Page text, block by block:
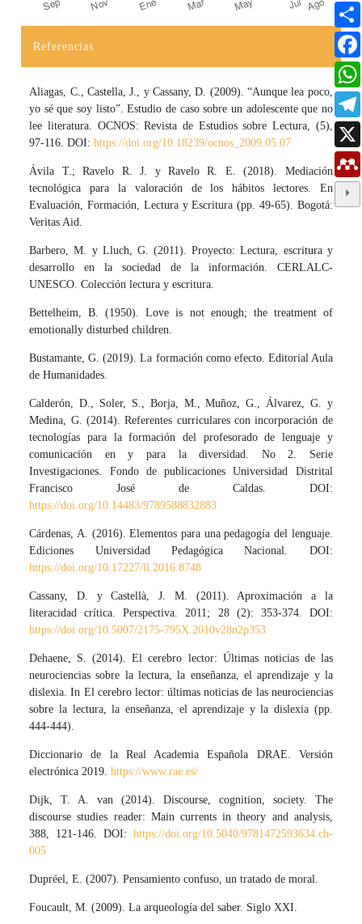
Referencias
Aliagas, C., Castella, J., y Cassany, D. (2009). “Aunque lea poco,
yo sé que soy listo”. Estudio de caso sobre un adolescente que no
lee literatura. OCNOS: Revista de Estudios sobre Lectura, (5),
97-116. DOI:https://doi.org/10.18239/ocnos_2009.05.07
Ávila T.; Ravelo R. J. y Ravelo R. E. (2018). Mediación
tecnológica para la valoración de los hábitos lectores. En
Evaluación, Formación, Lectura y Escritura (pp. 49-65). Bogotá:
Veritas Aid.
Barbero, M. y Lluch, G. (2011). Proyecto: Lectura, escritura y
desarrollo en la sociedad de la información. CERLALC-
UNESCO. Colección lectura y escritura.
Bettelheim, B. (1950). Love is not enough; the treatment of
emotionally disturbed children.
Bustamante, G. (2019). La formación como efecto. Editorial Aula
de Humanidades.
Calderón, D., Soler, S., Borja, M., Muñoz, G., Álvarez, G. y
Medina, G. (2014). Referentes curriculares con incorporación de
tecnologías para la formación del profesorado de lenguaje y
comunicación en y para la diversidad. No 2. Serie
Investigaciones. Fondo de publicaciones Universidad Distrital
Francisco José de Caldas. DOI:
https://doi.org/10.14483/9789588832883
Cárdenas, A. (2016). Elementos para una pedagogía del lenguaje.
Ediciones Universidad Pedagógica Nacional. DOI:
https://doi.org/10.17227/ll.2016.8748
Cassany, D. y Castellà, J. M. (2011). Aproximación a la
literacidad crítica. Perspectiva. 2011; 28 (2): 353-374. DOI:
https://doi.org/10.5007/2175-795X.2010v28n2p353
Dehaene, S. (2014). El cerebro lector: Últimas noticias de las
neurociencias sobre la lectura, la enseñanza, el aprendizaje y la
dislexia. In El cerebro lector: últimas noticias de las neurociencias
sobre la lectura, la enseñanza, el aprendizaje y la dislexia (pp.
444-444).
Diccionario de la Real Academia Española DRAE. Versión
electrónica 2019.https://www.rae.es/
Dijk, T. A. van (2014). Discourse, cognition, society. The
discourse studies reader: Main currents in theory and analysis,
388, 121-146. DOI: https://doi.org/10.5040/9781472593634.ch-
005
Dupréel, E. (2007). Pensamiento confuso, un tratado de moral.
Foucault, M. (2009). La arqueología del saber. Siglo XXI.